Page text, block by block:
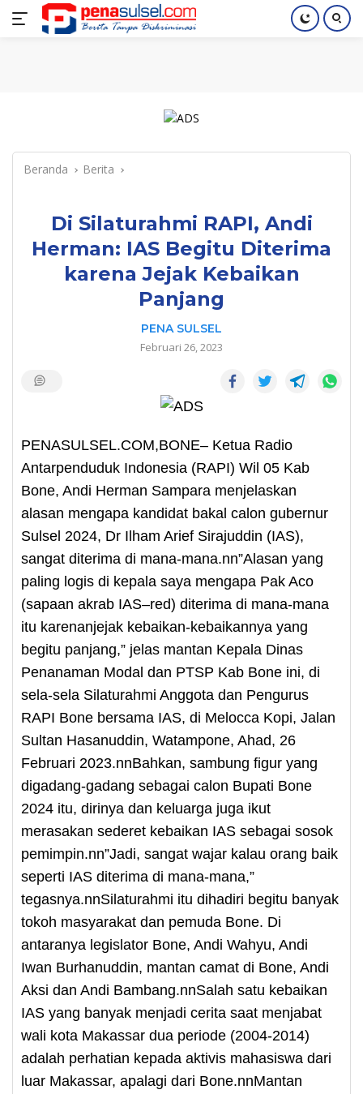
Langsung
Home Nasional Pendidikan Index
Beranda Berita
Di Silaturahmi RAPI, Andi
Herman: IAS Begitu Diterima
karena Jejak Kebaikan
Panjang
PENA SULSEL
Februari 26, 2023
PENASULSEL.COM,BONE– Ketua Radio
Antarpenduduk Indonesia (RAPI) Wil 05 Kab
Bone, Andi Herman Sampara menjelaskan
alasan mengapa kandidat bakal calon gubernur
Sulsel 2024, Dr Ilham Arief Sirajuddin (IAS),
sangat diterima di mana-mana.nn”Alasan yang
paling logis di kepala saya mengapa Pak Aco
(sapaan akrab IAS–red) diterima di mana-mana
itu karenanjejak kebaikan-kebaikannya yang
begitu panjang,” jelas mantan Kepala Dinas
Penanaman Modal dan PTSP Kab Bone ini, di
sela-sela Silaturahmi Anggota dan Pengurus
RAPI Bone bersama IAS, di Melocca Kopi, Jalan
Sultan Hasanuddin, Watampone, Ahad, 26
Februari 2023.nnBahkan, sambung figur yang
digadang-gadang sebagai calon Bupati Bone
2024 itu, dirinya dan keluarga juga ikut
merasakan sederet kebaikan IAS sebagai sosok
pemimpin.nn”Jadi, sangat wajar kalau orang baik
seperti IAS diterima di mana-mana,”
tegasnya.nnSilaturahmi itu dihadiri begitu banyak
tokoh masyarakat dan pemuda Bone. Di
antaranya legislator Bone, Andi Wahyu, Andi
Iwan Burhanuddin, mantan camat di Bone, Andi
Aksi dan Andi Bambang.nnSalah satu kebaikan
IAS yang banyak menjadi cerita saat menjabat
wali kota Makassar dua periode (2004-2014)
adalah perhatian kepada aktivis mahasiswa dari
luar Makassar, apalagi dari Bone.nnMantan